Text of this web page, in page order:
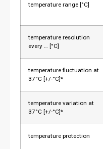
temperature range [°C]
temperature resolution
every … [°C]
temperature fluctuation at
37°C [+/-°C]*
temperature variation at
37°C [+/-°C]*
temperature protection